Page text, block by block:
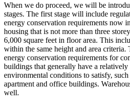
When we do proceed, we will be
stages. The first stage will include
energy conservation requirements now
housing that is not more than three
6,000 square feet in floor area. This
within the same height and area criteria.
energy conservation requirements for
buildings that generally have a
environmental conditions to satisfy,
apartment and office buildings.
well.